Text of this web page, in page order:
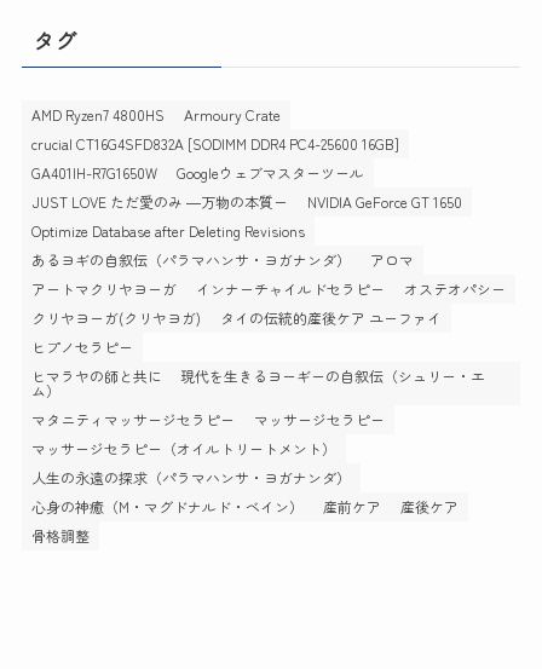
ブ
タグ
AMD Ryzen7 4800HS
Armoury Crate
crucial CT16G4SFD832A [SODIMM DDR4 PC4-25600 16GB]
GA401IH-R7G1650W
Googleウェブマスターツール
JUST LOVE ただ愛のみ ―万物の本質ー
NVIDIA GeForce GT 1650
Optimize Database after Deleting Revisions
あるヨギの自叙伝（パラマハンサ・ヨガナンダ）
アロマ
アートマクリヤヨーガ
インナーチャイルドセラピー
オステオパシー
クリヤヨーガ(クリヤヨガ)
タイの伝統的産後ケア ユーファイ
ヒプノセラピー
ヒマラヤの師と共に 現代を生きるヨーギーの自叙伝（シュリー・エ
ム）
マタニティマッサージセラピー
マッサージセラピー
マッサージセラピー（オイルトリートメント）
人生の永遠の探求（パラマハンサ・ヨガナンダ）
心身の神癒（M・マグドナルド・ベイン）
産前ケア
産後ケア
骨格調整